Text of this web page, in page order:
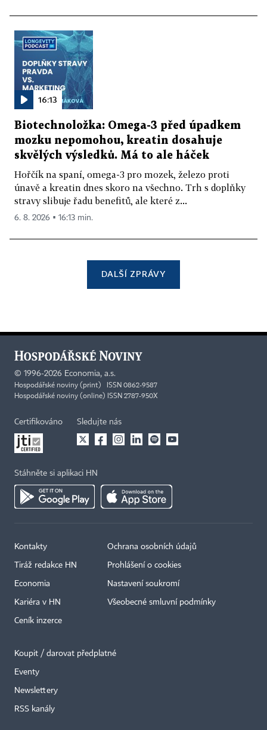
16:13
Biotechnoložka: Omega-3 před úpadkem
mozku nepomohou, kreatin dosahuje
skvělých výsledků. Má to ale háček
Hořčík na spaní, omega-3 pro mozek, železo proti
únavě a kreatin dnes skoro na všechno. Trh s doplňky
stravy slibuje řadu benefitů, ale které z...
6. 8. 2026 ▪ 16:13 min.
DALŠÍ ZPRÁVY
© 1996-2026 Economia, a.s.
Hospodářské noviny (print) ISSN 0862-9587
Hospodářské noviny (online) ISSN 2787-950X
Certifikováno Sledujte nás
Stáhněte si aplikaci HN
Kontakty
Tiráž redakce HN
Economia
Kariéra v HN
Ceník inzerce
Ochrana osobních údajů
Prohlášení o cookies
Nastavení soukromí
Všeobecné smluvní podmínky
Koupit / darovat předplatné
Eventy
Newslettery
RSS kanály